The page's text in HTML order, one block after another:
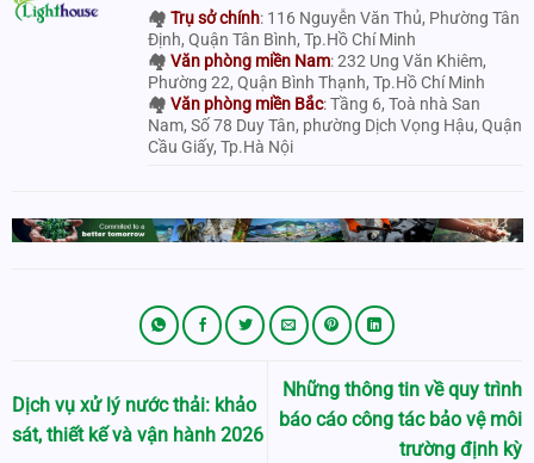
🏘Trụ sở chính: 116 Nguyễn Văn Thủ, Phường Tân
Định, Quận Tân Bình, Tp.Hồ Chí Minh
🏘Văn phòng miền Nam: 232 Ung Văn Khiêm,
Phường 22, Quận Bình Thạnh, Tp.Hồ Chí Minh
🏘Văn phòng miền Bắc: Tầng 6, Toà nhà San
Nam, Số 78 Duy Tân, phường Dịch Vọng Hậu, Quận
Cầu Giấy, Tp.Hà Nội
Dịch vụ xử lý nước thải: khảo
sát, thiết kế và vận hành 2026
Những thông tin về quy trình
báo cáo công tác bảo vệ môi
trường định kỳ